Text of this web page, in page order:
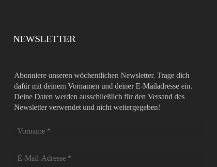
NEWSLETTER
Abonniere unseren wöchentlichen Newsletter. Trage dich
dafür mit deinem Vornamen und deiner E-Mailadresse ein.
Deine Daten werden ausschließlich für den Versand des
Newsletter verwendet und nicht weitergegeben!